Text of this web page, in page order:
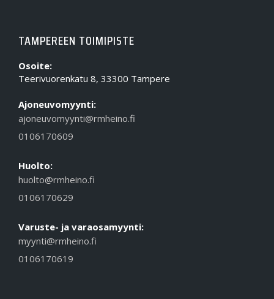
TAMPEREEN TOIMIPISTE
Osoite:
Teerivuorenkatu 8, 33300 Tampere
Ajoneuvomyynti:
ajoneuvomyynti@rmheino.fi
0106170609
Huolto:
huolto@rmheino.fi
0106170629
Varuste- ja varaosamyynti:
myynti@rmheino.fi
0106170619